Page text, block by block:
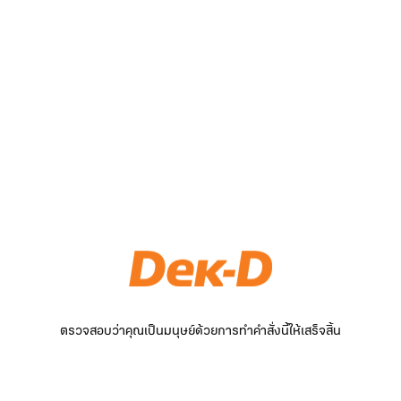
ตรวจสอบว่าคุณเป็นมนุษย์ด้วยการทำคำสั่งนี้ให้เสร็จสิ้น